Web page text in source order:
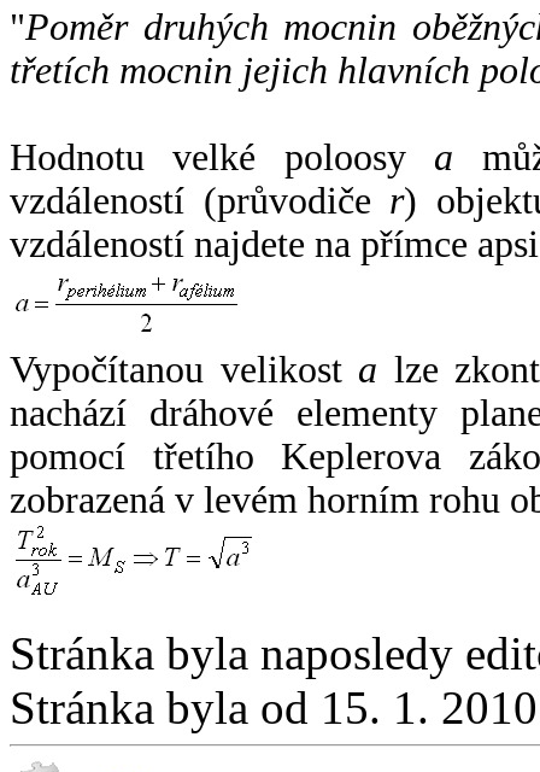
"Poměr druhých mocnin
třetích mocnin jejich hlavních
Hodnotu velké poloosy a
vzdáleností (průvodiče r)
vzdáleností najdete na přímce
Vypočítanou velikost a lze
nachází dráhové elementy
pomocí třetího Keplerova
zobrazená v levém horním rohu
Stránka byla naposledy
Stránka byla od 15. 1.